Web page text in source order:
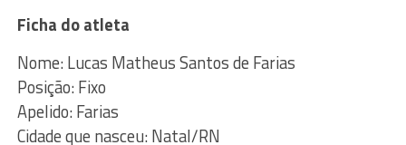
Ficha do atleta
Nome: Lucas Matheus Santos de Farias
Posição: Fixo
Apelido: Farias
Cidade que nasceu: Natal/RN